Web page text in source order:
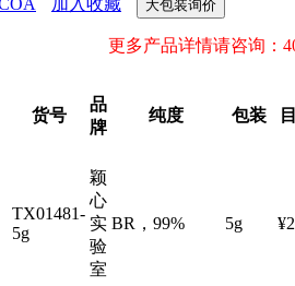
加入收藏 大包装询价
更多产品详情请咨询：
货号
品
牌
纯度 包装
TX01481-
5g
颖
心
实
验
室
BR，99% 5g